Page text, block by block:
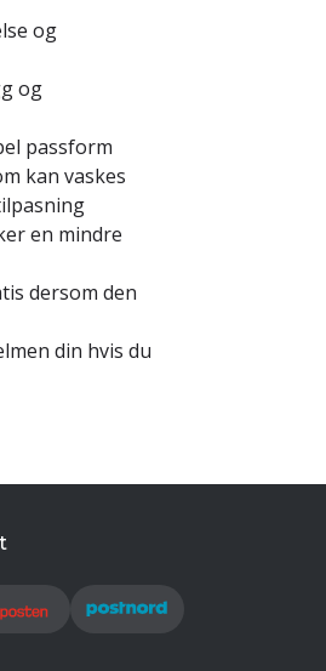
og
og
passform
kan vaskes
en mindre
dersom den
din hvis du